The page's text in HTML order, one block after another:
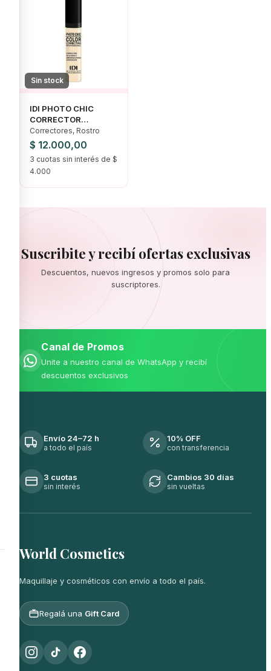
Sin stock
IDI PHOTO CHIC
CORRECTOR
HIPOALERGENICO
TODOS LOS TONOS
Correctores, Rostro
$ 12.000,00
3 cuotas sin interés de $
4.000
Suscribite y recibí ofertas exclusivas
Descuentos, nuevos ingresos y promos solo para
suscriptores.
Canal de Promos
Unite a nuestro canal de WhatsApp y recibí
descuentos exclusivos
Envío 24–72 h
a todo el país
10% OFF
con transferencia
3 cuotas
sin interés
Cambios 30 días
sin vueltas
World Cosmetics
Maquillaje y cosméticos con envío a todo el país.
Regalá una Gift Card